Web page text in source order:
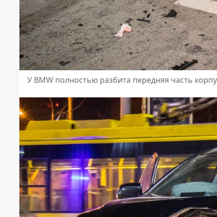
У BMW полностью разбита передняя часть